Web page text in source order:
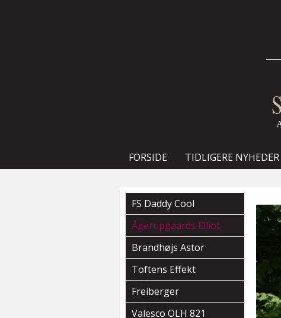
FORSIDE TIDLIGERE NYHEDER
FS Daddy Cool
Ågerupgaards Elliot
Brandhøjs Astor
Toftens Effekt
Freiberger
Valesco OLH 821